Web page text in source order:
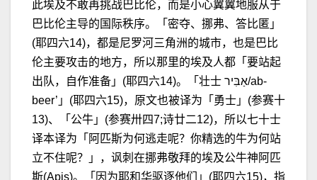
此埃及不敢再挑战巴比伦，而是小心翼翼地服从于
巴比伦主导的国际秩序。「密夺、挪弗、答比匿」
(耶四六14)，都是尼罗河三角洲的城市，也是巴比
伦主要攻击的地方，所以那里的埃及人都「要站起
出队，自作准备」(耶四六14)。「壮士 אַבִּיר/ab-
beer’」(耶四六15)，原文也被译为「勇士」(参赛十
13)、「公牛」(参赛卅四7;诗廿二12)，所以七十士
译本译为「阿匹斯为何逃走呢？你精选的牛为何站
立不住呢？」，讽刺在挪弗敬拜的埃及公牛神阿匹
斯(Apis)。「因为耶和华驱逐他们」(耶四六15)，指